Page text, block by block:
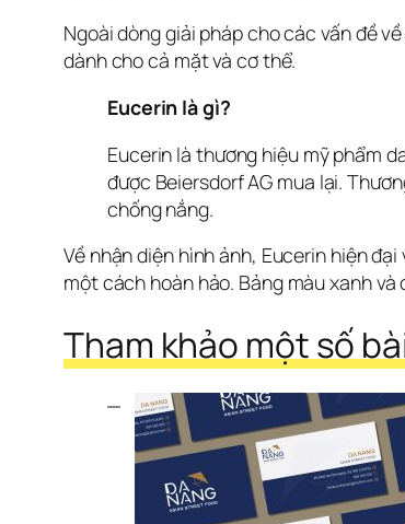
Ngoài dòng giải pháp cho các vấn đề
dành cho cả mặt và cơ thể.
Eucerin là gì?
Eucerin là thương hiệu mỹ phẩm
được Beiersdorf AG mua lại.
chống nắng.
Về nhận diện hình ảnh, Eucerin hiện
một cách hoàn hảo. Bảng màu xanh
Tham khảo một số